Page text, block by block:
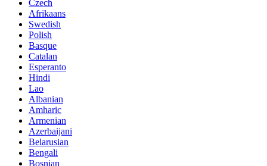
Czech
Afrikaans
Swedish
Polish
Basque
Catalan
Esperanto
Hindi
Lao
Albanian
Amharic
Armenian
Azerbaijani
Belarusian
Bengali
Bosnian